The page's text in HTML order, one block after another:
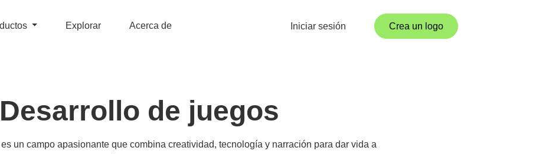
Explorar Acerca de Iniciar sesión Crea un logo
Desarrollo de juegos
un campo apasionante que combina creatividad, tecnología y narración para dar vida a